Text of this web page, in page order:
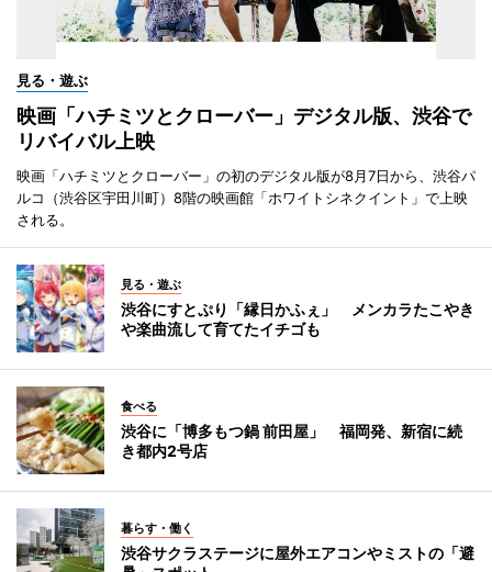
見る・遊ぶ
映画「ハチミツとクローバー」デジタル版、渋谷で
リバイバル上映
映画「ハチミツとクローバー」の初のデジタル版が8月7日から、渋谷パ
ルコ（渋谷区宇田川町）8階の映画館「ホワイトシネクイント」で上映
される。
見る・遊ぶ
渋谷にすとぷり「縁日かふぇ」 メンカラたこやき
や楽曲流して育てたイチゴも
食べる
渋谷に「博多もつ鍋 前田屋」 福岡発、新宿に続
き都内2号店
暮らす・働く
渋谷サクラステージに屋外エアコンやミストの「避